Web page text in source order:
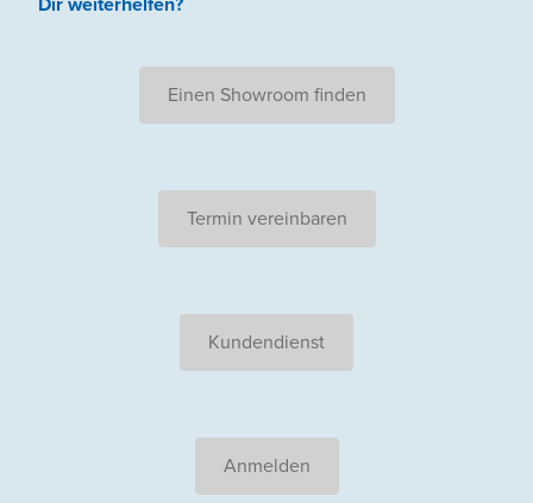
Einen Showroom finden
Termin vereinbaren
Kundendienst
Anmelden